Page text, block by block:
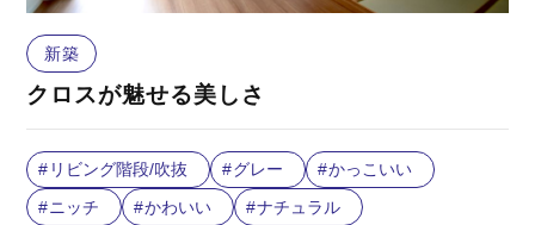
新築
クロスが魅せる美しさ
リビング階段/吹抜 グレー
かっこいい
ニッチ
かわいい
ナチュラル